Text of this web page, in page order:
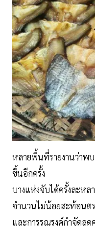
หลายพื้นที่รายงานว่าพบ
ขึ้นอีกครั้ง
บางแห่งจับได้ครั้งละห
จำนวนไม่น้อยสะท้อนต
และการรณรงค์กำจัดลด